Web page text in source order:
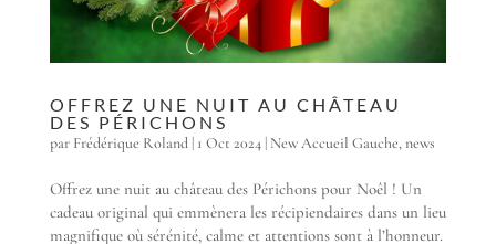
OFFREZ UNE NUIT AU CHÂTEAU
DES PÉRICHONS
par Frédérique Roland| 1 Oct 2024| New Accueil Gauche,news
Offrez une nuit au château des Périchons pour Noêl ! Un
cadeau original qui emmènera les récipiendaires dans un lieu
magnifique où sérénité, calme et attentions sont à l’honneur.